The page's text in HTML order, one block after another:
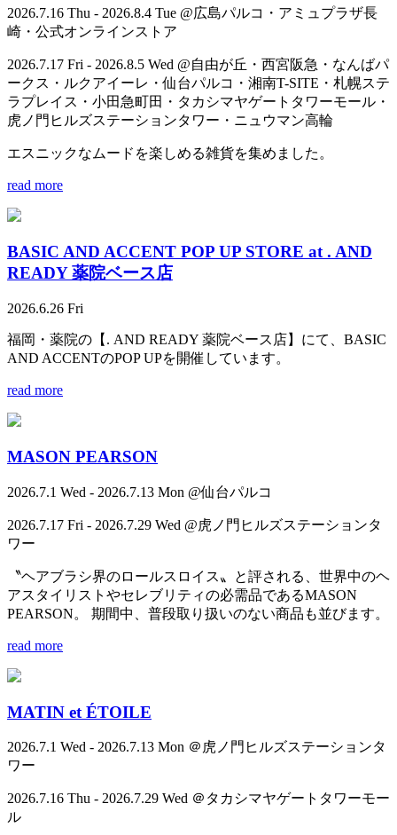
2026.7.16 Thu - 2026.8.4 Tue @広島パルコ・アミュプラザ長
崎・公式オンラインストア
2026.7.17 Fri - 2026.8.5 Wed @自由が丘・西宮阪急・なんばパ
ークス・ルクアイーレ・仙台パルコ・湘南T-SITE・札幌ステ
ラプレイス・小田急町田・タカシマヤゲートタワーモール・
虎ノ門ヒルズステーションタワー・ニュウマン高輪
エスニックなムードを楽しめる雑貨を集めました。
read more
BASIC AND ACCENT POP UP STORE at . AND
READY 薬院ベース店
2026.6.26 Fri
福岡・薬院の【. AND READY 薬院ベース店】にて、BASIC
AND ACCENTのPOP UPを開催しています。
read more
MASON PEARSON
2026.7.1 Wed - 2026.7.13 Mon @仙台パルコ
2026.7.17 Fri - 2026.7.29 Wed @虎ノ門ヒルズステーションタ
ワー
〝ヘアブラシ界のロールスロイス〟と評される、世界中のヘ
アスタイリストやセレブリティの必需品であるMASON
PEARSON。 期間中、普段取り扱いのない商品も並びます。
read more
MATIN et ÉTOILE
2026.7.1 Wed - 2026.7.13 Mon ＠虎ノ門ヒルズステーションタ
ワー
2026.7.16 Thu - 2026.7.29 Wed ＠タカシマヤゲートタワーモー
ル